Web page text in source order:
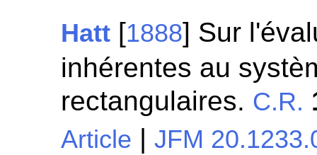
Hatt [1888] Sur
inhérentes au
rectangulaires. C.R.
Article |JFM